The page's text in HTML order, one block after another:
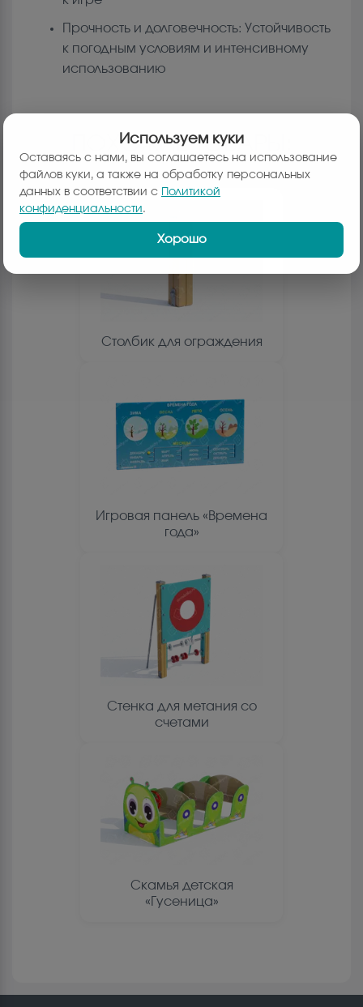
Прочность и долговечность: Устойчивость
к погодным условиям и интенсивному
использованию
ПОХОЖИЕ ТОВАРЫ:
Столбик для ограждения
Игровая панель «Времена
года»
Стенка для метания со
счетами
Скамья детская
«Гусеница»
Используем куки
Оставаясь с нами, вы соглашаетесь на использование
файлов куки, а также на обработку персональных
данных в соответствии с Политикой
конфиденциальности.
Хорошо